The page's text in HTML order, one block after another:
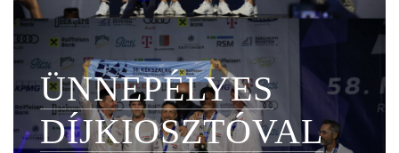
ÜNNEPÉLYES
DÍJKIOSZTÓVAL